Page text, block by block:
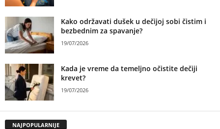
Kako održavati dušek u dečijoj sobi čistim i
bezbednim za spavanje?
19/07/2026
Kada je vreme da temeljno očistite dečiji
krevet?
19/07/2026
NAJPOPULARNIJE